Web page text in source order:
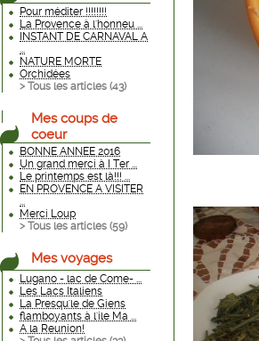
Pour méditer !!!!!!!!
La Provence à l'honneu ...
INSTANT DE CARNAVAL A
...
NATURE MORTE
Orchidées
> Tous les articles (43)
Mes coups de
coeur
BONNE ANNEE 2016
Un grand merci à I Ter ...
Le printemps est là!!! ...
EN PROVENCE A VISITER
...
Merci Loup
> Tous les articles (59)
Mes voyages
Lugano - lac de Come- ...
Les Lacs Italiens
La Presqu'le de Giens
flamboyants à l'ile Ma ...
A la Reunion!